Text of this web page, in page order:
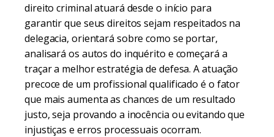
direito criminal atuará desde o início para
garantir que seus direitos sejam respeitados na
delegacia, orientará sobre como se portar,
analisará os autos do inquérito e começará a
traçar a melhor estratégia de defesa. A atuação
precoce de um profissional qualificado é o fator
que mais aumenta as chances de um resultado
justo, seja provando a inocência ou evitando que
injustiças e erros processuais ocorram.